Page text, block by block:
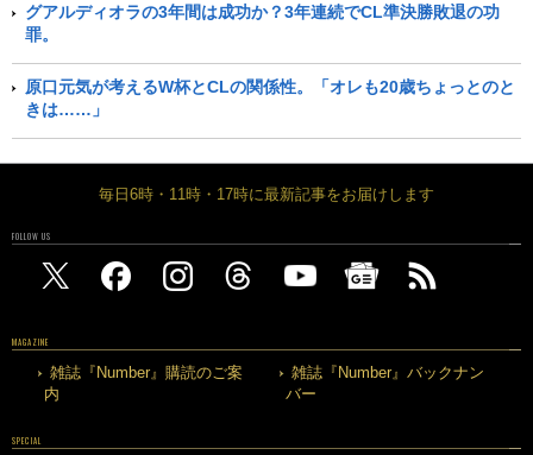
グアルディオラの3年間は成功か？3年連続でCL準決勝敗退の功
罪。
原口元気が考えるW杯とCLの関係性。「オレも20歳ちょっとのと
きは……」
毎日6時・11時・17時に最新記事をお届けします
FOLLOW US
MAGAZINE
雑誌『Number』購読のご案
内
雑誌『Number』バックナン
バー
SPECIAL